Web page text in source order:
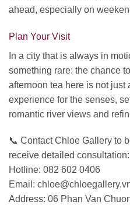
ahead, especially on
Plan Your Visit
In a city that is always in
something rare: the chance
afternoon tea here is not
experience for the senses,
romantic river views and
📞 Contact Chloe Gallery to
receive detailed consultation:
Hotline: 082 602 0406
Email:
Address: 06 Phan Van